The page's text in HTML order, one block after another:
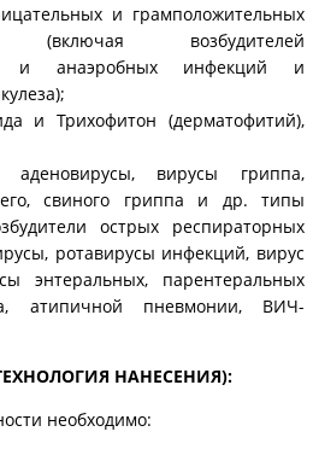
и грамположительных
(включая возбудителей
и анаэробных инфекций и
и Трихофитон (дерматофитий),
аденовирусы, вирусы гриппа,
свиного гриппа и др. типы
острых респираторных
ротавирусы инфекций, вирус
энтеральных, парентеральных
атипичной пневмонии, ВИЧ-
НАНЕСЕНИЯ):
необходимо: